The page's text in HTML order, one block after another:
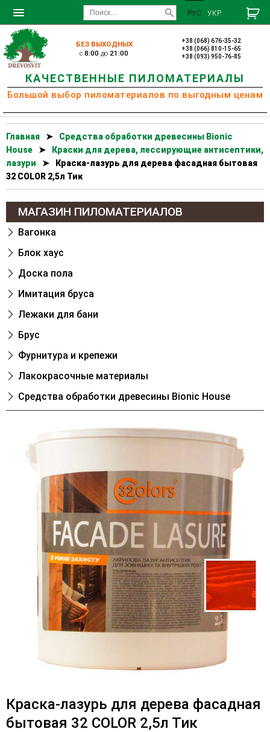
РУС УКР
БЕЗ ВЫХОДНЫХ
c8:00 до21:00
+38 (068) 676-35-32
+38 (066) 810-15-65
+38 (093) 950-76-85
КАЧЕСТВЕННЫЕ ПИЛОМАТЕРИАЛЫ
Большой выбор пиломатериалов по выгодным ценам
Главная ➤
Cредства обработки древесины Bionic
House
➤
Краски для дерева, лессирующие антисептики,
лазури
➤
Краска-лазурь для дерева фасадная бытовая
32 COLOR 2,5л Тик
МАГАЗИН ПИЛОМАТЕРИАЛОВ
Вагонка
Блок хаус
Доска пола
Имитация бруса
Лежаки для бани
Брус
Фурнитура и крепежи
Лакокрасочные материалы
Cредства обработки древесины Bionic House
Краска-лазурь для дерева фасадная
бытовая 32 COLOR 2,5л Тик